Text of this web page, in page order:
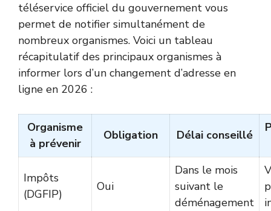
téléservice officiel du gouvernement vous
permet de notifier simultanément de
nombreux organismes. Voici un tableau
récapitulatif des principaux organismes à
informer lors d’un changement d’adresse en
ligne en 2026 :
Organisme
à prévenir
Obligation Délai conseillé
Impôts
(DGFIP)
Oui
Dans le mois
suivant le
déménagement